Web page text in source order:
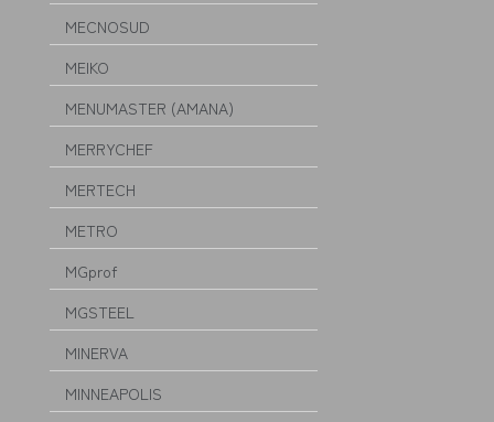
MECNOSUD
MEIKO
MENUMASTER (AMANA)
MERRYCHEF
MERTECH
METRO
MGprof
MGSTEEL
MINERVA
MINNEAPOLIS